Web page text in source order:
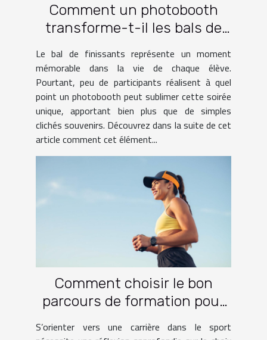
Comment un photobooth
transforme-t-il les bals de
Le bal de finissants représente un moment
mémorable dans la vie de chaque élève.
Pourtant, peu de participants réalisent à quel
point un photobooth peut sublimer cette soirée
unique, apportant bien plus que de simples
clichés souvenirs. Découvrez dans la suite de cet
article comment cet élément...
Comment choisir le bon
parcours de formation pour
une carrière dans le sport ?
S’orienter vers une carrière dans le sport